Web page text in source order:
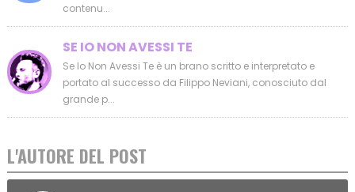
contenu...
SE IO NON AVESSI TE
Se Io Non Avessi Te è un brano scritto e interpretato e
portato al successo da Filippo Neviani, conosciuto dal
grande p...
L'AUTORE DEL POST